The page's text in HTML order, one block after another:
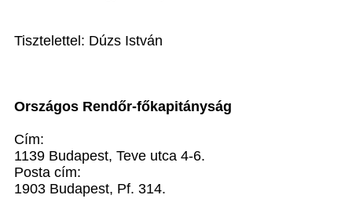
Tisztelettel: Dúzs István
Országos Rendőr-főkapitányság
Cím:
1139 Budapest, Teve utca 4-6.
Posta cím:
1903 Budapest, Pf. 314.